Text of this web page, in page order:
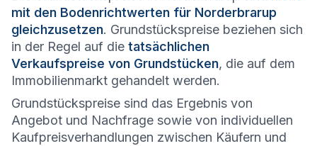
mit den Bodenrichtwerten für Norderbrarup
gleichzusetzen. Grundstückspreise beziehen sich
in der Regel auf die tatsächlichen
Verkaufspreise von Grundstücken, die auf dem
Immobilienmarkt gehandelt werden.
Grundstückspreise sind das Ergebnis von
Angebot und Nachfrage sowie von individuellen
Kaufpreisverhandlungen zwischen Käufern und